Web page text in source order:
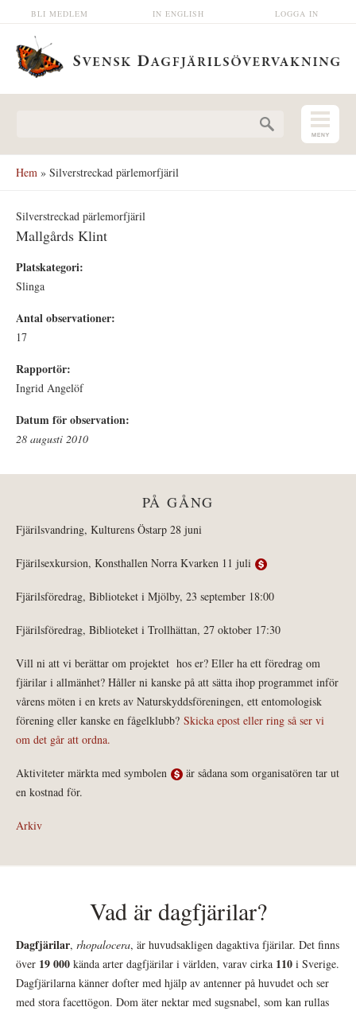
Hoppa till huvudinnehåll LOGGA IN
IN ENGLISH
BLI MEDLEM
Hem » Silverstreckad pärlemorfjäril
Silverstreckad pärlemorfjäril
Mallgårds Klint
Platskategori:
Slinga
Antal observationer:
17
Rapportör:
Ingrid Angelöf
Datum för observation:
28 augusti 2010
PÅ GÅNG
Fjärilsvandring, Kulturens Östarp 28 juni
Fjärilsexkursion, Konsthallen Norra Kvarken 11 juli
Fjärilsföredrag, Biblioteket i Mjölby, 23 september 18:00
Fjärilsföredrag, Biblioteket i Trollhättan, 27 oktober 17:30
Vill ni att vi berättar om projektet hos er? Eller ha ett föredrag om
fjärilar i allmänhet? Håller ni kanske på att sätta ihop programmet inför
vårens möten i en krets av Naturskyddsföreningen, ett entomologisk
förening eller kanske en fågelklubb? Skicka epost eller ring så ser vi
om det går att ordna.
Aktiviteter märkta med symbolen
är sådana som organisatören tar ut
en kostnad för.
Arkiv
Vad är dagfjärilar?
Dagfjärilar, rhopalocera, är huvudsakligen dagaktiva fjärilar. Det finns
över 19 000 kända arter dagfjärilar i världen, varav cirka 110 i Sverige.
Dagfjärilarna känner dofter med hjälp av antenner på huvudet och ser
med stora facettögon. Dom äter nektar med sugsnabel, som kan rullas